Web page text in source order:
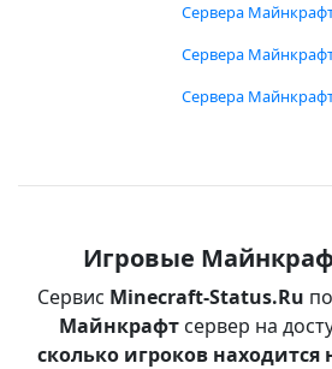
Сервера
Сервера
Сервера
Игровые
Сервис Minecraft-Status.Ru
Майнкрафтсервер на
сколько игроков находится